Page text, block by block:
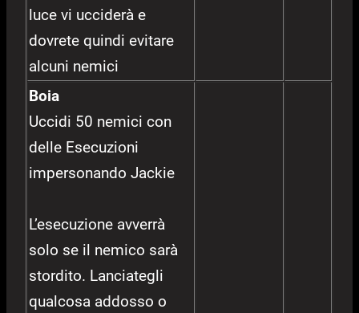
luce vi ucciderà e
dovrete quindi evitare
alcuni nemici
Boia
Uccidi 50 nemici con
delle Esecuzioni
impersonando Jackie
L’esecuzione avverrà
solo se il nemico sarà
stordito. Lanciategli
qualcosa addosso o